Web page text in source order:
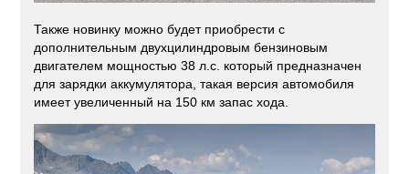
Также новинку можно будет приобрести с
дополнительным двухцилиндровым бензиновым
двигателем мощностью 38 л.с. который предназначен
для зарядки аккумулятора, такая версия автомобиля
имеет увеличенный на 150 км запас хода.